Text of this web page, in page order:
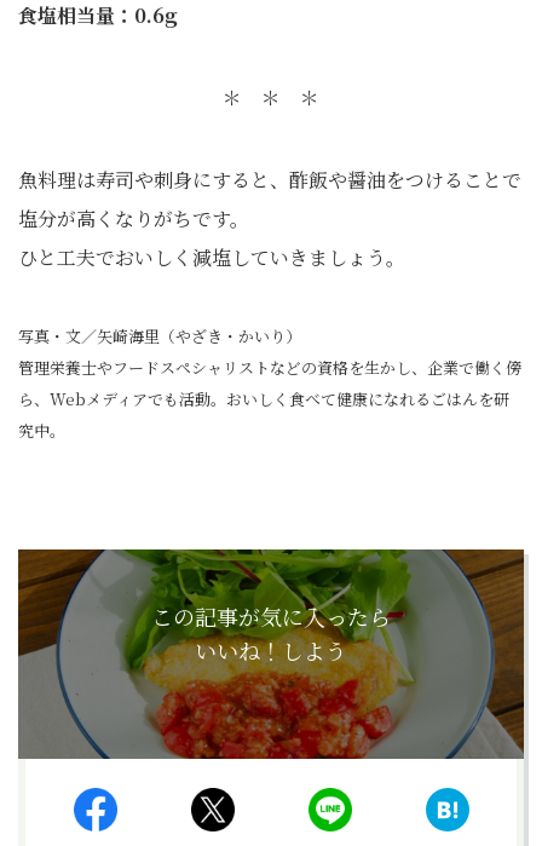
食塩相当量：0.6g
＊ ＊ ＊
魚料理は寿司や刺身にすると、酢飯や醤油をつけることで
塩分が高くなりがちです。
ひと工夫でおいしく減塩していきましょう。
写真・文／矢崎海里（やざき・かいり）
管理栄養士やフードスペシャリストなどの資格を生かし、企業で働く傍
ら、Webメディアでも活動。おいしく食べて健康になれるごはんを研
究中。
この記事が気に入ったら
いいね！しよう